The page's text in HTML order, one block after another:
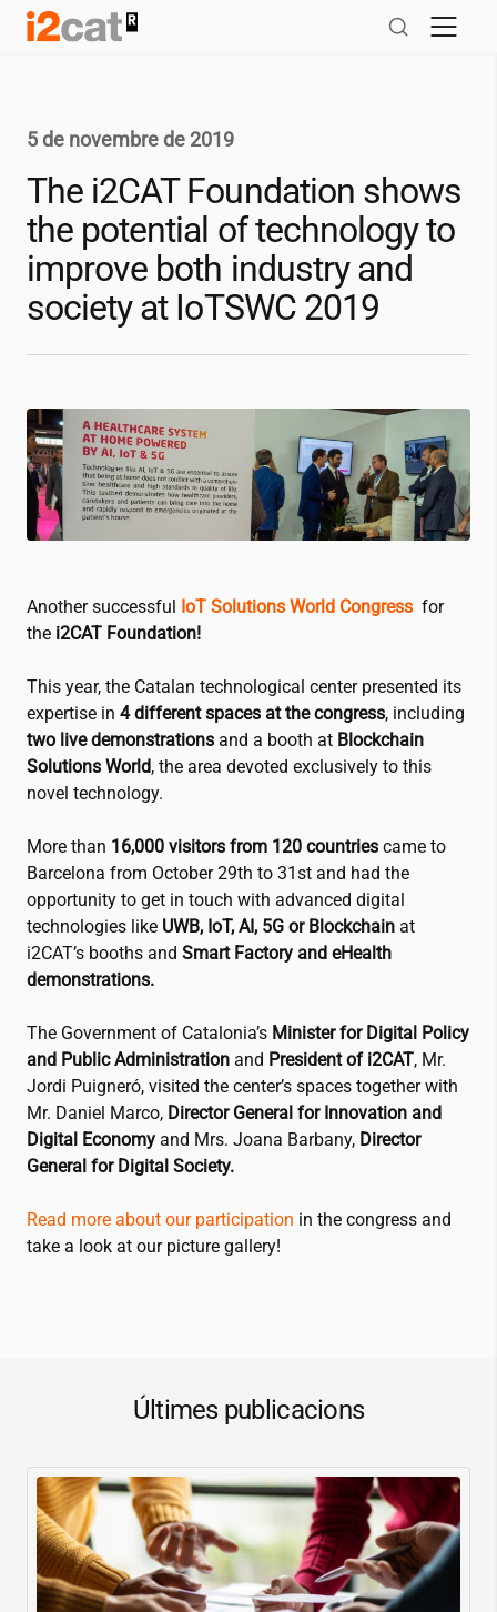
Salta
5 de novembre de 2019
The i2CATFoundation shows
the potential of technology to
improve both industry and
society at IoTSWC 2019
Another successful IoT Solutions World Congress for
the i2CAT Foundation!
This year, the Catalan technological center presented its
expertise in 4 different spaces at the congress, including
two live demonstrations and a booth at Blockchain
Solutions World, the area devoted exclusively to this
novel technology.
More than 16,000 visitors from 120 countries came to
Barcelona from October 29th to 31st and had the
opportunity to get in touch with advanced digital
technologies like UWB, IoT, AI, 5G or Blockchain at
i2CAT’s booths and Smart Factory and eHealth
demonstrations.
The Government of Catalonia’s Minister for Digital Policy
and Public Administration and President of i2CAT, Mr.
Jordi Puigneró, visited the center’s spaces together with
Mr. Daniel Marco, Director General for Innovation and
Digital Economy and Mrs. Joana Barbany, Director
General for Digital Society.
Read more about our participation in the congress and
take a look at our picture gallery!
Últimes publicacions